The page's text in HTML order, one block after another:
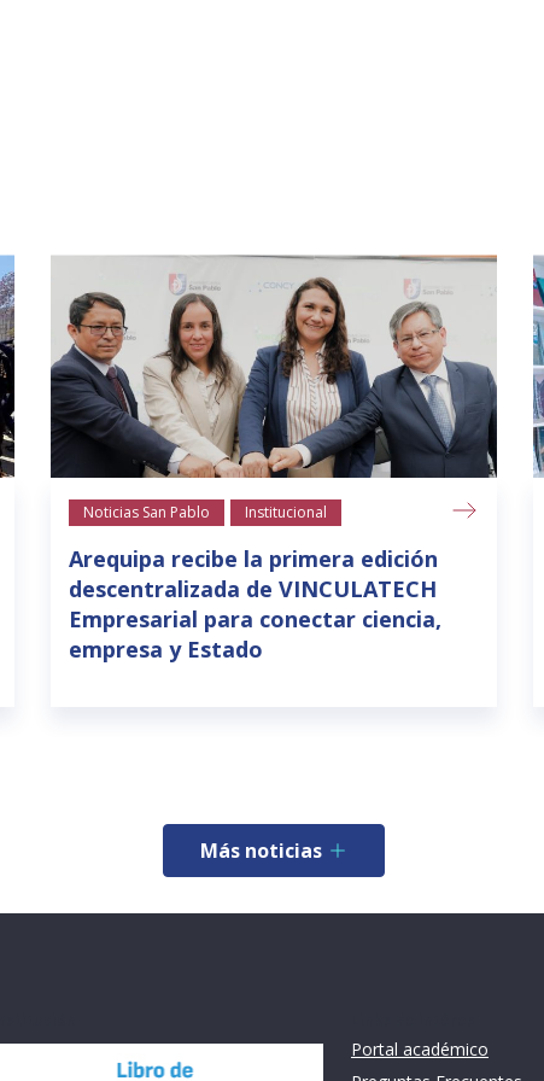
Noticias San Pablo Institucional
Arequipa recibe la primera edición
descentralizada de VINCULATECH
Empresarial para conectar ciencia,
empresa y Estado
Más noticias
Portal académico